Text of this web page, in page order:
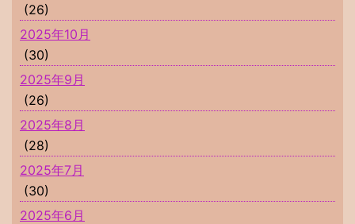
(26)
2025年10月
(30)
2025年9月
(26)
2025年8月
(28)
2025年7月
(30)
2025年6月